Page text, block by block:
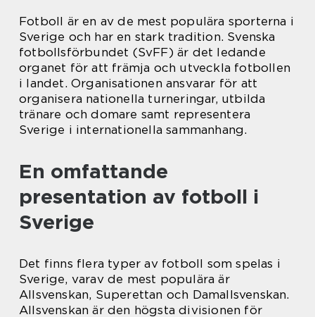
Fotboll är en av de mest populära sporterna i
Sverige och har en stark tradition. Svenska
fotbollsförbundet (SvFF) är det ledande
organet för att främja och utveckla fotbollen
i landet. Organisationen ansvarar för att
organisera nationella turneringar, utbilda
tränare och domare samt representera
Sverige i internationella sammanhang.
En omfattande
presentation av fotboll i
Sverige
Det finns flera typer av fotboll som spelas i
Sverige, varav de mest populära är
Allsvenskan, Superettan och Damallsvenskan.
Allsvenskan är den högsta divisionen för